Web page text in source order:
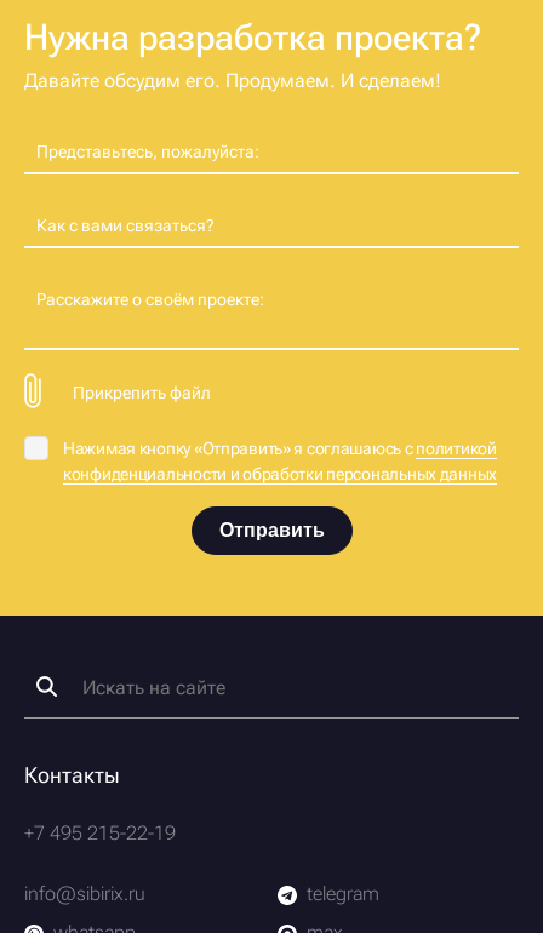
Нужна разработка проекта?
Давайте обсудим его. Продумаем. И сделаем!
Представьтесь, пожалуйста:
Как с вами связаться?
Расскажите о своём проекте:
Прикрепить файл
Нажимая кнопку «Отправить» я соглашаюсь сполитикой
конфиденциальности и обработки персональных данных
Отправить
Контакты
+7 495 215-22-19
info@sibirix.ru
telegram